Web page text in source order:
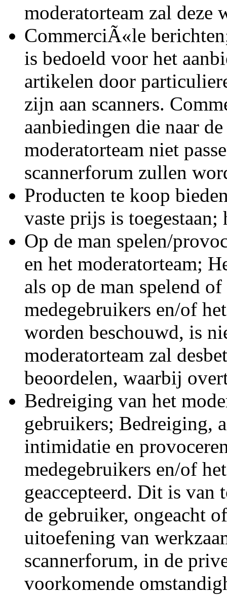
moderatorteam zal deze
CommerciÃ«le
is bedoeld voor het
artikelen door
zijn aan scanners.
aanbiedingen die naar
moderatorteam niet
scannerforum zullen
Producten te koop
vaste prijs is
Op de man spelen/
en het moderatorteam;
als op de man spelend
medegebruikers en/of
worden beschouwd, is
moderatorteam zal
beoordelen, waarbij
Bedreiging van het
gebruikers; Bedreiging,
intimidatie en
medegebruikers en/of
geaccepteerd. Dit is van
de gebruiker, ongeacht
uitoefening van
scannerforum, in de
voorkomende